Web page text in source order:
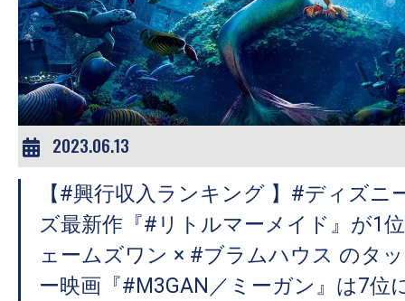
2023.06.13
【#興行収入ランキング 】#ディズニ
ズ最新作『#リトルマーメイド』が1
ェームズワン × #ブラムハウス のタ
ー映画『#M3GAN／ミーガン』は7位